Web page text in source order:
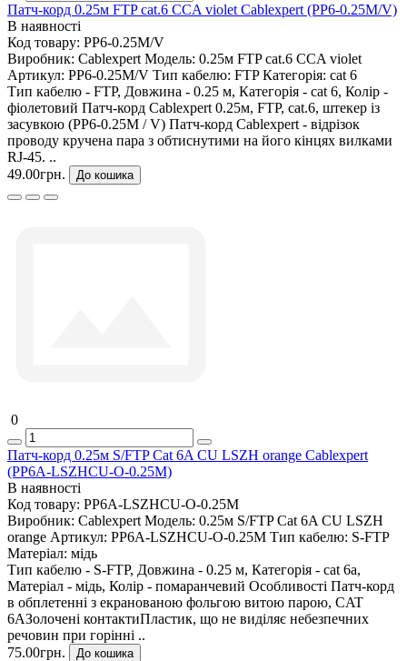
Патч-корд 0.25м FTP cat.6 CCA violet Cablexpert (PP6-0.25M/V)
В наявності
Код товару: PP6-0.25M/V
Виробник: Cablexpert Модель: 0.25м FTP cat.6 CCA violet
Артикул: PP6-0.25M/V Тип кабелю: FTP Категорія: cat 6
Тип кабелю - FTP, Довжина - 0.25 м, Категорія - cat 6, Колір -
фіолетовий Патч-корд Cablexpert 0.25м, FTP, cat.6, штекер із
засувкою (PP6-0.25M / V) Патч-корд Cablexpert - відрізок
проводу кручена пара з обтиснутими на його кінцях вилками
RJ-45. ..
49.00грн.
До кошика
0
Патч-корд 0.25м S/FTP Cat 6A CU LSZH orange Cablexpert
(PP6A-LSZHCU-O-0.25M)
В наявності
Код товару: PP6A-LSZHCU-O-0.25M
Виробник: Cablexpert Модель: 0.25м S/FTP Cat 6A CU LSZH
orange Артикул: PP6A-LSZHCU-O-0.25M Тип кабелю: S-FTP
Матеріал: мідь
Тип кабелю - S-FTP, Довжина - 0.25 м, Категорія - cat 6a,
Матеріал - мідь, Колір - помаранчевий Особливості Патч-корд
в обплетенні з екранованою фольгою витою парою, CAT
6AЗолочені контактиПластик, що не виділяє небезпечних
речовин при горінні ..
75.00грн.
До кошика